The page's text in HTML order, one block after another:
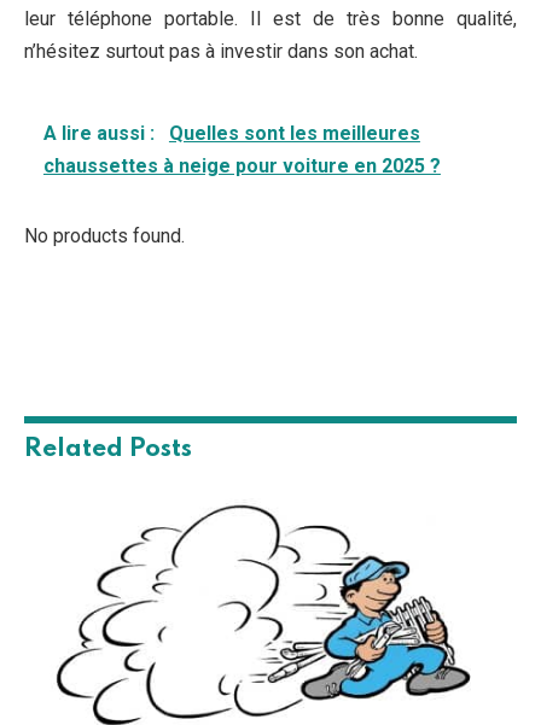
leur téléphone portable. Il est de très bonne qualité,
n’hésitez surtout pas à investir dans son achat.
A lire aussi :
Quelles sont les meilleures
chaussettes à neige pour voiture en 2025 ?
No products found.
Related Posts